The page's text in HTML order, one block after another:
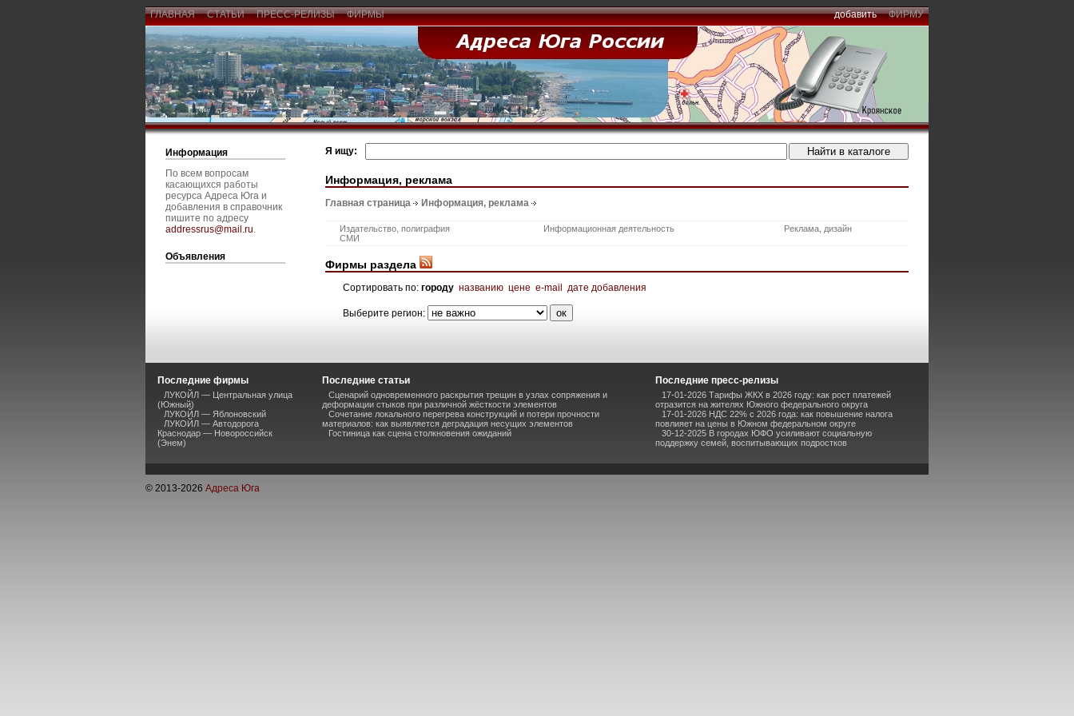
ГЛАВНАЯ СТАТЬИ ПРЕСС-РЕЛИЗЫ ФИРМЫ добавить ФИРМУ
Информация
По всем вопросам
касающихся работы
ресурса Адреса Юга и
добавления в справочник
пишите по адресу
addressrus@mail.ru.
Объявления
Я ищу:
Информация, реклама
Главная страница Информация, реклама
Издательство, полиграфия Информационная деятельность
Реклама, дизайн
СМИ
Фирмы раздела
Сортировать по: городу названию цене e-mail дате добавления
Выберите регион:
Последние фирмы
ЛУКОЙЛ — Центральная улица
(Южный)
ЛУКОЙЛ — Яблоновский
ЛУКОЙЛ — Автодорога
Краснодар — Новороссийск
(Энем)
Последние статьи
Сценарий одновременного раскрытия трещин в узлах сопряжения и
деформации стыков при различной жёсткости элементов
Сочетание локального перегрева конструкций и потери прочности
материалов: как выявляется деградация несущих элементов
Гостиница как сцена столкновения ожиданий
Последние пресс-релизы
17-01-2026 Тарифы ЖКХ в 2026 году: как рост платежей
отразится на жителях Южного федерального округа
17-01-2026 НДС 22% с 2026 года: как повышение налога
повлияет на цены в Южном федеральном округе
30-12-2025 В городах ЮФО усиливают социальную
поддержку семей, воспитывающих подростков
© 2013-2026 Адреса Юга